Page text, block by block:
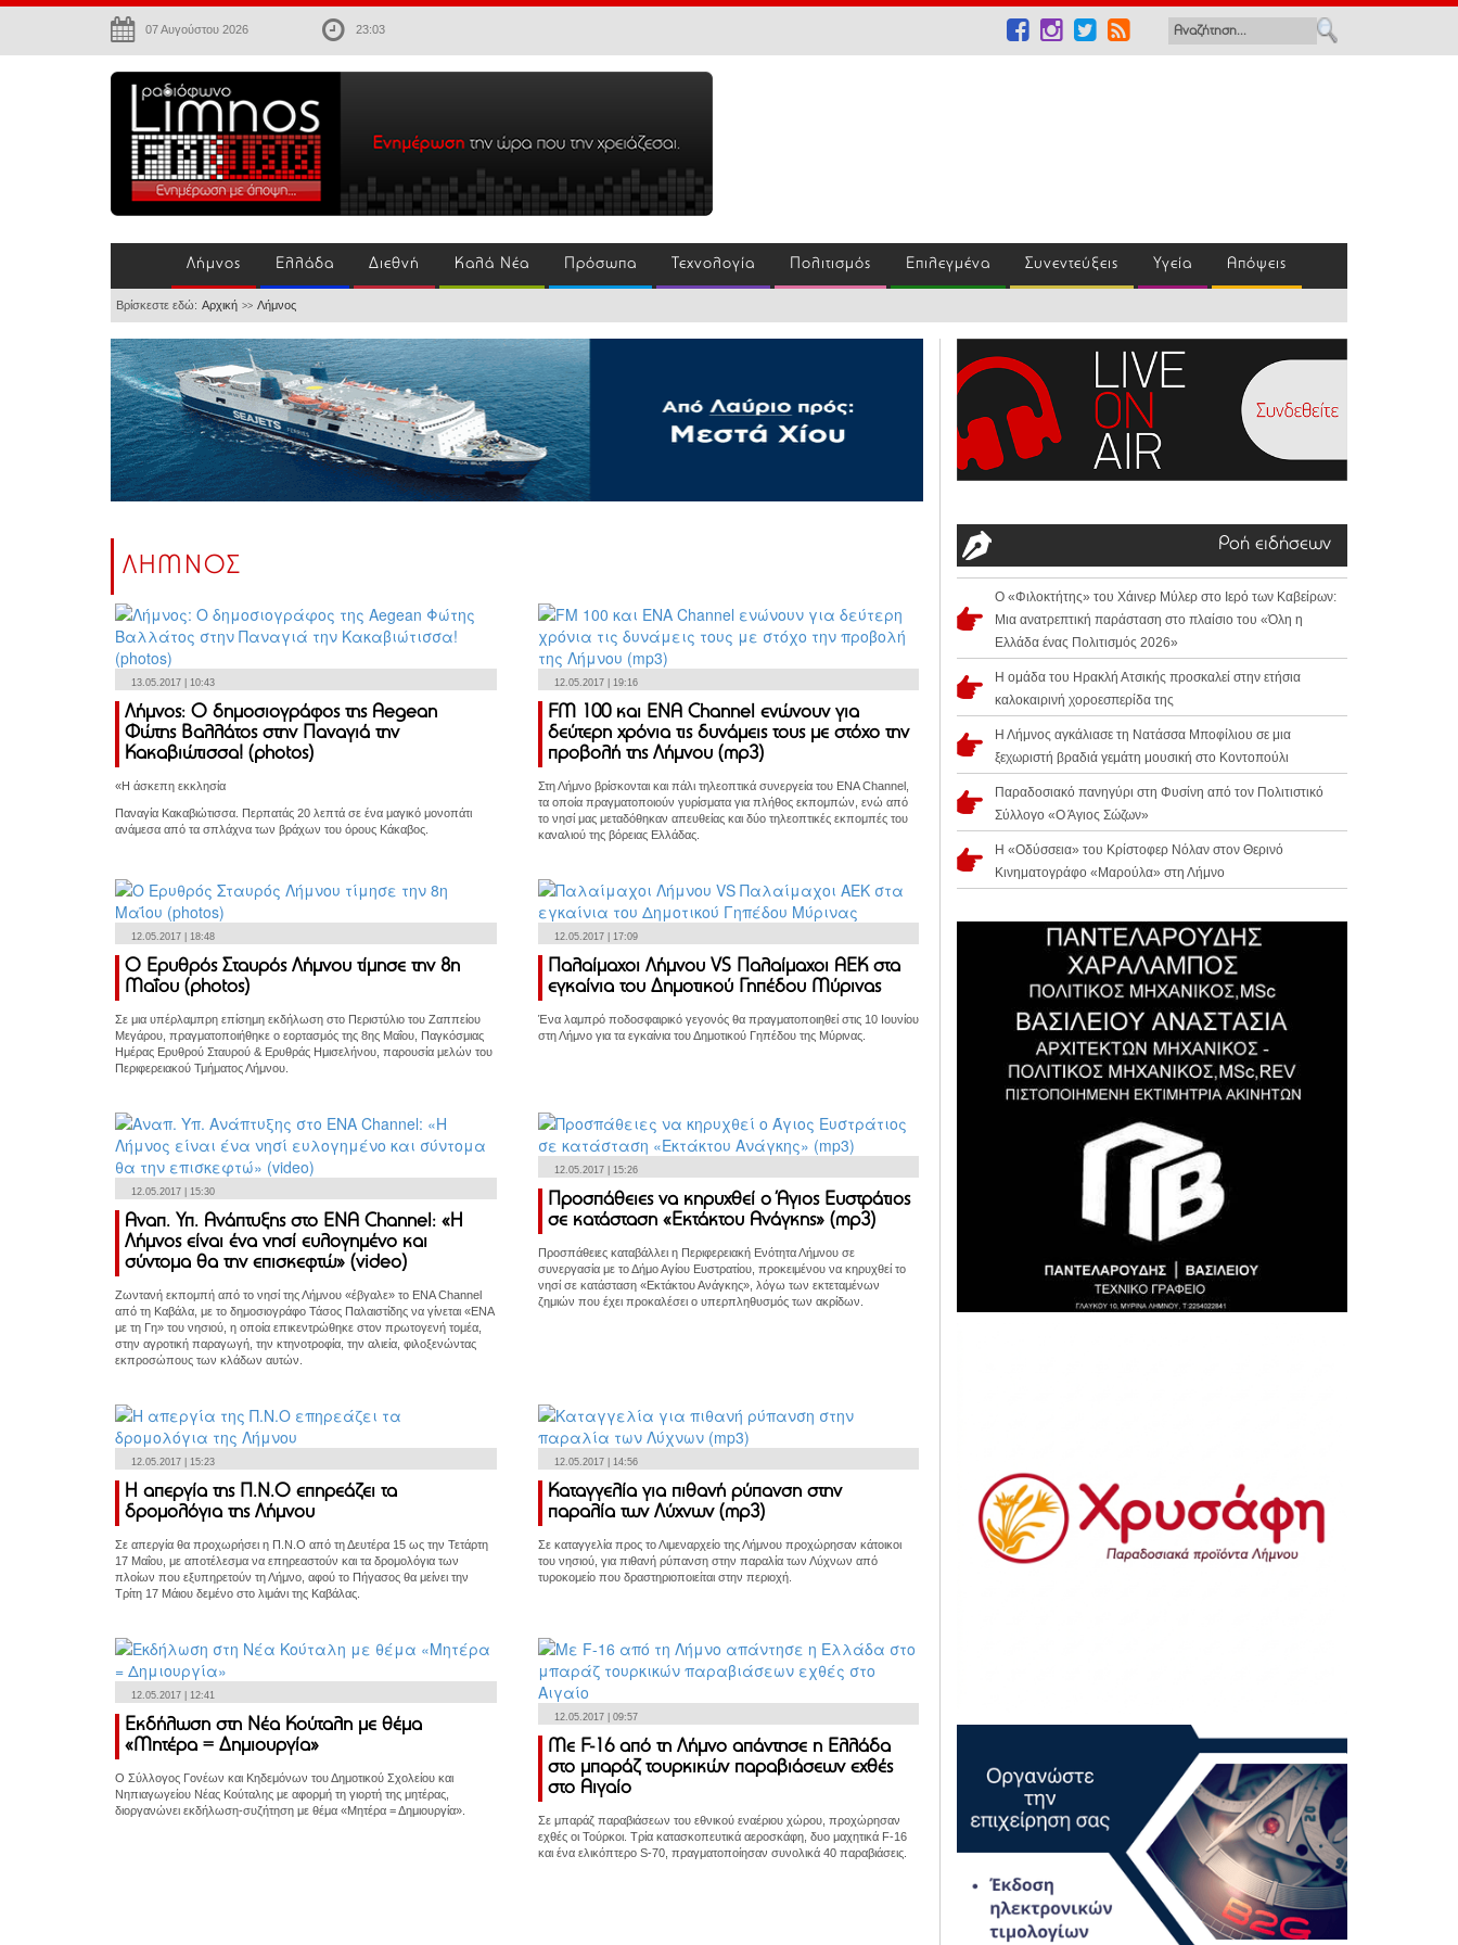
07 Αυγούστου 2026 23:03
Λήμνος Ελλάδα Διεθνή Καλά Νέα Πρόσωπα Τεχνολογία Πολιτισμός Επιλεγμένα Συνεντεύξεις Υγεία Απόψεις
Βρίσκεστε εδώ: Αρχική >> Λήμνος
ΛΗΜΝΟΣ
13.05.2017 | 10:43
Λήμνος: Ο δημοσιογράφος της Aegean
Φώτης Βαλλάτος στην Παναγιά την
Κακαβιώτισσα! (photos)
«H άσκεπη εκκλησία
Παναγία Κακαβιώτισσα. Περπατάς 20 λεπτά σε ένα μαγικό μονοπάτι
ανάμεσα από τα σπλάχνα των βράχων του όρους Κάκαβος.
12.05.2017 | 19:16
FM 100 και ENA Channel ενώνουν για
δεύτερη χρόνια τις δυνάμεις τους με στόχο την
προβολή της Λήμνου (mp3)
Στη Λήμνο βρίσκονται και πάλι τηλεοπτικά συνεργεία του ENA Channel,
τα οποία πραγματοποιούν γυρίσματα για πλήθος εκπομπών, ενώ από
το νησί μας μεταδόθηκαν απευθείας και δύο τηλεοπτικές εκπομπές του
καναλιού της βόρειας Ελλάδας.
12.05.2017 | 18:48
Ο Ερυθρός Σταυρός Λήμνου τίμησε την 8η
Μαΐου (photos)
Σε μια υπέρλαμπρη επίσημη εκδήλωση στο Περιστύλιο του Ζαππείου
Μεγάρου, πραγματοποιήθηκε ο εορτασμός της 8ης Μαΐου, Παγκόσμιας
Ημέρας Ερυθρού Σταυρού & Ερυθράς Ημισελήνου, παρουσία μελών του
Περιφερειακού Τμήματος Λήμνου.
12.05.2017 | 17:09
Παλαίμαχοι Λήμνου VS Παλαίμαχοι ΑΕΚ στα
εγκαίνια του Δημοτικού Γηπέδου Μύρινας
Ένα λαμπρό ποδοσφαιρικό γεγονός θα πραγματοποιηθεί στις 10 Ιουνίου
στη Λήμνο για τα εγκαίνια του Δημοτικού Γηπέδου της Μύρινας.
12.05.2017 | 15:30
Αναπ. Υπ. Ανάπτυξης στο ΕΝΑ Channel: «Η
Λήμνος είναι ένα νησί ευλογημένο και
σύντομα θα την επισκεφτώ» (video)
Ζωντανή εκπομπή από το νησί της Λήμνου «έβγαλε» το ENA Channel
από τη Καβάλα, με το δημοσιογράφο Τάσος Παλαιστίδης να γίνεται «ΕΝΑ
με τη Γη» του νησιού, η οποία επικεντρώθηκε στον πρωτογενή τομέα,
στην αγροτική παραγωγή, την κτηνοτροφία, την αλιεία, φιλοξενώντας
εκπροσώπους των κλάδων αυτών.
12.05.2017 | 15:26
Προσπάθειες να κηρυχθεί ο Άγιος Ευστράτιος
σε κατάσταση «Εκτάκτου Ανάγκης» (mp3)
Προσπάθειες καταβάλλει η Περιφερειακή Ενότητα Λήμνου σε
συνεργασία με το Δήμο Αγίου Ευστρατίου, προκειμένου να κηρυχθεί το
νησί σε κατάσταση «Εκτάκτου Ανάγκης», λόγω των εκτεταμένων
ζημιών που έχει προκαλέσει ο υπερπληθυσμός των ακρίδων.
12.05.2017 | 15:23
Η απεργία της Π.Ν.Ο επηρεάζει τα
δρομολόγια της Λήμνου
Σε απεργία θα προχωρήσει η Π.Ν.Ο από τη Δευτέρα 15 ως την Τετάρτη
17 Μαΐου, με αποτέλεσμα να επηρεαστούν και τα δρομολόγια των
πλοίων που εξυπηρετούν τη Λήμνο, αφού το Πήγασος θα μείνει την
Τρίτη 17 Μάιου δεμένο στο λιμάνι της Καβάλας.
12.05.2017 | 14:56
Καταγγελία για πιθανή ρύπανση στην
παραλία των Λύχνων (mp3)
Σε καταγγελία προς το Λιμεναρχείο της Λήμνου προχώρησαν κάτοικοι
του νησιού, για πιθανή ρύπανση στην παραλία των Λύχνων από
τυροκομείο που δραστηριοποιείται στην περιοχή.
12.05.2017 | 12:41
Εκδήλωση στη Νέα Κούταλη με θέμα
«Μητέρα = Δημιουργία»
Ο Σύλλογος Γονέων και Κηδεμόνων του Δημοτικού Σχολείου και
Νηπιαγωγείου Νέας Κούταλης με αφορμή τη γιορτή της μητέρας,
διοργανώνει εκδήλωση-συζήτηση με θέμα «Μητέρα = Δημιουργία».
12.05.2017 | 09:57
Με F-16 από τη Λήμνο απάντησε η Ελλάδα
στο μπαράζ τουρκικών παραβιάσεων εχθές
στο Αιγαίο
Σε μπαράζ παραβιάσεων του εθνικού εναέριου χώρου, προχώρησαν
εχθές οι Τούρκοι. Τρία κατασκοπευτικά αεροσκάφη, δυο μαχητικά F-16
και ένα ελικόπτερο S-70, πραγματοποίησαν συνολικά 40 παραβιάσεις.
Ροή ειδήσεων
Ο «Φιλοκτήτης» του Χάινερ Μύλερ στο Ιερό των Καβείρων:
Μια ανατρεπτική παράσταση στο πλαίσιο του «Όλη η
Ελλάδα ένας Πολιτισμός 2026»
Η ομάδα του Ηρακλή Ατσικής προσκαλεί στην ετήσια
καλοκαιρινή χοροεσπερίδα της
Η Λήμνος αγκάλιασε τη Νατάσσα Μποφίλιου σε μια
ξεχωριστή βραδιά γεμάτη μουσική στο Κοντοπούλι
Παραδοσιακό πανηγύρι στη Φυσίνη από τον Πολιτιστικό
Σύλλογο «Ο Άγιος Σώζων»
Η «Οδύσσεια» του Κρίστοφερ Νόλαν στον Θερινό
Κινηματογράφο «Μαρούλα» στη Λήμνο